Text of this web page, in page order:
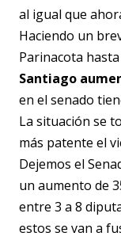
al igual que
Haciendo un
Parinacota
Santiago
en el senado
La situación se
más patente el
Dejemos el
un aumento de
entre 3 a 8
estos se van a